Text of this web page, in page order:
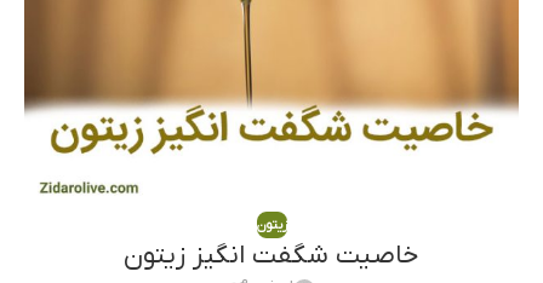
زیتون
خاصیت شگفت انگیز زیتون